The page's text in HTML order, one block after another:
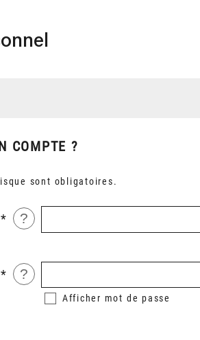
COMPTE ?
sont obligatoires.
?
?
Afficher mot de passe